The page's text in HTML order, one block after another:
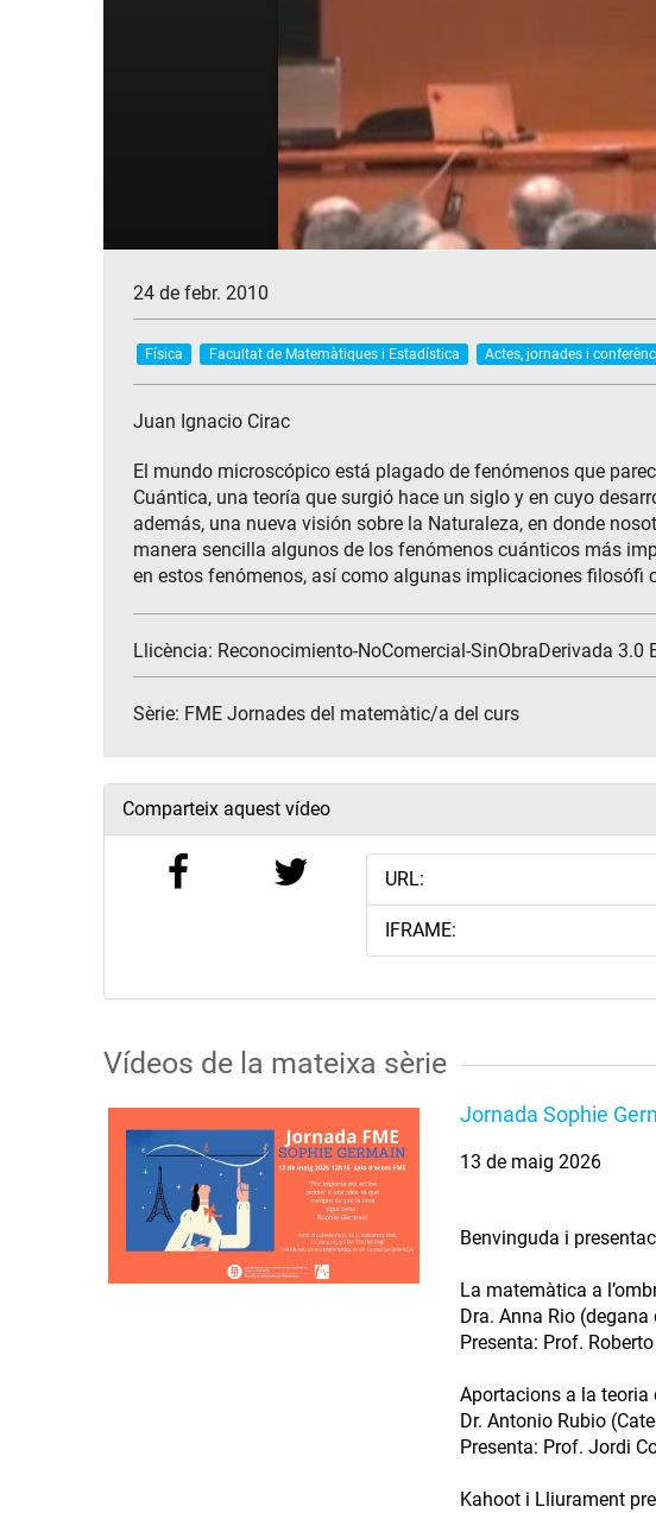
24 de febr. 2010
Física Facultat de Matemàtiques i Estadística Actes, jornades i
Juan Ignacio Cirac
El mundo microscópico está plagado de fenómenos que
Cuántica, una teoría que surgió hace un siglo y en cuyo
además, una nueva visión sobre la Naturaleza, en donde
manera sencilla algunos de los fenómenos cuánticos más
en estos fenómenos, así como algunas implicaciones filosófi
Llicència: Reconocimiento-NoComercial-SinObraDerivada 3.0
Sèrie: FME Jornades del matemàtic/a del curs
Comparteix aquest vídeo
URL:
IFRAME:
Vídeos de la mateixa sèrie
Jornada Sophie
13 de maig 2026
Benvinguda i
La matemàtica a
Dra. Anna Rio
Presenta: Prof.
Aportacions a la teoria
Dr. Antonio Rubio
Presenta: Prof. Jordi
Kahoot i Lliurament